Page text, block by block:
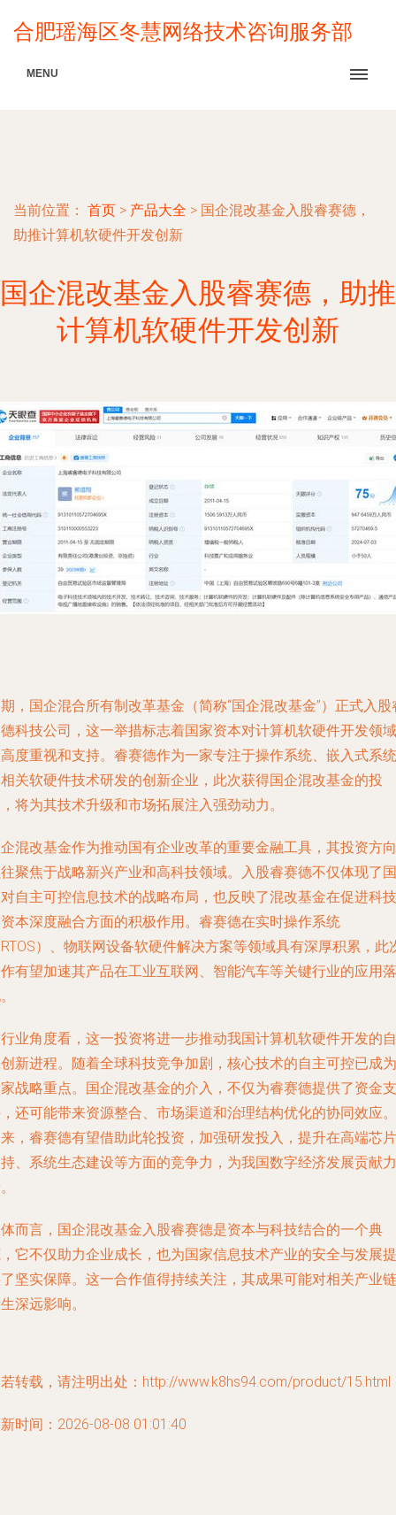
合肥瑶海区冬慧网络技术咨询服务部
MENU
当前位置： 首页 > 产品大全 > 国企混改基金入股睿赛德，
助推计算机软硬件开发创新
国企混改基金入股睿赛德，助推
计算机软硬件开发创新
，国企混合所有制改革基金（简称“国企混改基金”）正式入股
科技公司，这一举措标志着国家资本对计算机软硬件开发领域
度重视和支持。睿赛德作为一家专注于操作系统、嵌入式系统
关软硬件技术研发的创新企业，此次获得国企混改基金的投
将为其技术升级和市场拓展注入强劲动力。
混改基金作为推动国有企业改革的重要金融工具，其投资方向
聚焦于战略新兴产业和高科技领域。入股睿赛德不仅体现了国
自主可控信息技术的战略布局，也反映了混改基金在促进科技
本深度融合方面的积极作用。睿赛德在实时操作系统
）、物联网设备软硬件解决方案等领域具有深厚积累，此
有望加速其产品在工业互联网、智能汽车等关键行业的应用落
业角度看，这一投资将进一步推动我国计算机软硬件开发的自
新进程。随着全球科技竞争加剧，核心技术的自主可控已成为
战略重点。国企混改基金的介入，不仅为睿赛德提供了资金支
还可能带来资源整合、市场渠道和治理结构优化的协同效应。
，睿赛德有望借助此轮投资，加强研发投入，提升在高端芯片
、系统生态建设等方面的竞争力，为我国数字经济发展贡献力
而言，国企混改基金入股睿赛德是资本与科技结合的一个典
它不仅助力企业成长，也为国家信息技术产业的安全与发展提
坚实保障。这一合作值得持续关注，其成果可能对相关产业链
深远影响。
转载，请注明出处：http://www.k8hs94.com/product/15.html
时间：2026-08-08 01:01:40